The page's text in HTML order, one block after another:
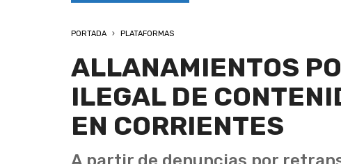
PORTADA PLATAFORMAS
ALLANAMIENTOS
ILEGAL DE
EN CORRIENTES